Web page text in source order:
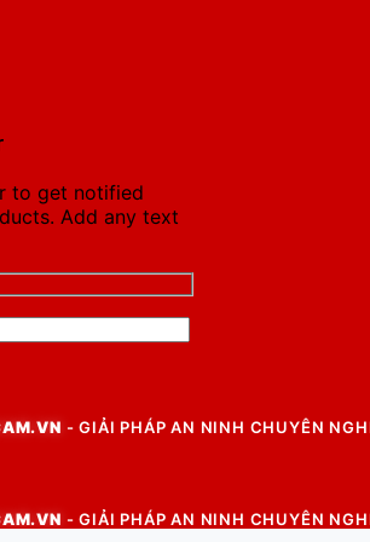
to get notified
Add any text
- GIẢI PHÁP AN NINH CHUYÊN
- GIẢI PHÁP AN NINH CHUYÊN